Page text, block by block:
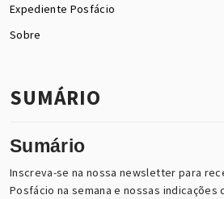
Expediente Posfácio
Sobre
SUMÁRIO
Sumário
Inscreva-se na nossa newsletter para
Posfácio na semana e nossas indicações